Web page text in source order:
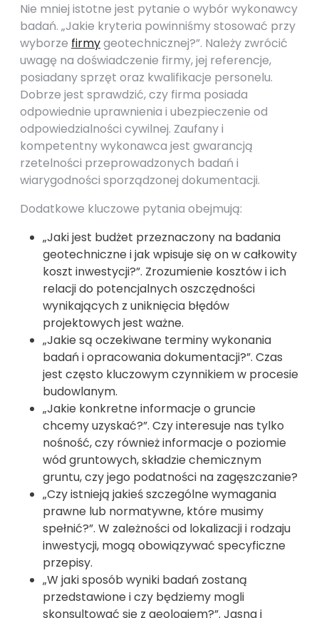
Nie mniej istotne jest pytanie o wybór wykonawcy
badań. „Jakie kryteria powinniśmy stosować przy
wyborze firmygeotechnicznej?”. Należy zwrócić
uwagę na doświadczenie firmy, jej referencje,
posiadany sprzęt oraz kwalifikacje personelu.
Dobrze jest sprawdzić, czy firma posiada
odpowiednie uprawnienia i ubezpieczenie od
odpowiedzialności cywilnej. Zaufany i
kompetentny wykonawca jest gwarancją
rzetelności przeprowadzonych badań i
wiarygodności sporządzonej dokumentacji.
Dodatkowe kluczowe pytania obejmują:
„Jaki jest budżet przeznaczony na badania
geotechniczne i jak wpisuje się on w całkowity
koszt inwestycji?”. Zrozumienie kosztów i ich
relacji do potencjalnych oszczędności
wynikających z uniknięcia błędów
projektowych jest ważne.
„Jakie są oczekiwane terminy wykonania
badań i opracowania dokumentacji?”. Czas
jest często kluczowym czynnikiem w procesie
budowlanym.
„Jakie konkretne informacje o gruncie
chcemy uzyskać?”. Czy interesuje nas tylko
nośność, czy również informacje o poziomie
wód gruntowych, składzie chemicznym
gruntu, czy jego podatności na zagęszczanie?
„Czy istnieją jakieś szczególne wymagania
prawne lub normatywne, które musimy
spełnić?”. W zależności od lokalizacji i rodzaju
inwestycji, mogą obowiązywać specyficzne
przepisy.
„W jaki sposób wyniki badań zostaną
przedstawione i czy będziemy mogli
skonsultować się z geologiem?”. Jasna i